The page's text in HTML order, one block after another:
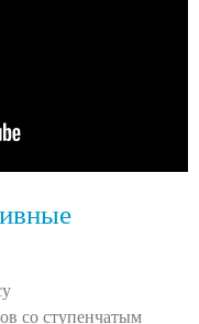
со ступенчатым